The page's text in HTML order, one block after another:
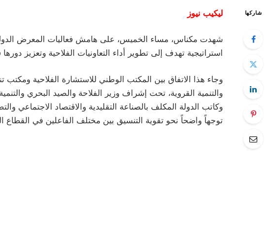
شاركها
ليكيب نيوز
شهدت مكناس، مساء الخميس، على هامش فعاليات المعرض الدولي
استراتيجية تهدف إلى تطوير أداء التعاونيات الفلاحية وتعزيز
وجاء هذا الاتفاق بين المكتب الوطني للاستشارة الفلاحية ومكتب
والتنمية القروية، تحت إشراف وزير الفلاحة والصيد البحري
وكاتب الدولة المكلف بالصناعة التقليدية والاقتصاد
توجهاً واضحاً نحو تقوية التنسيق بين مختلف الفاعلين في القطاع